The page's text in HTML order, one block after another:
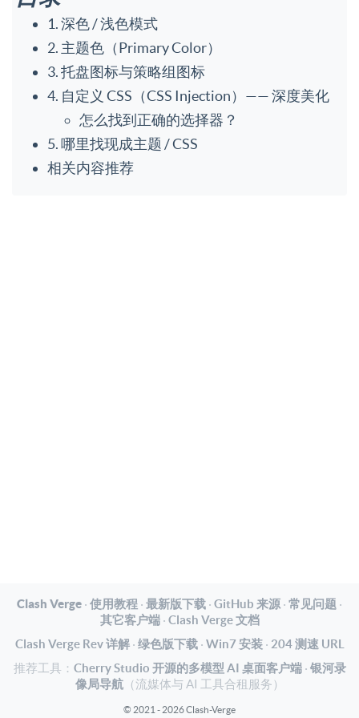
1. 深色 / 浅色模式
2. 主题色（Primary Color）
3. 托盘图标与策略组图标
4. 自定义 CSS（CSS Injection）—— 深度美化
怎么找到正确的选择器？
5. 哪里找现成主题 / CSS
相关内容推荐
Clash Verge · 使用教程 · 最新版下载 · GitHub 来源· 常见问题 ·
其它客户端· Clash Verge 文档
Clash Verge Rev 详解· 绿色版下载· Win7 安装· 204 测速 URL
推荐工具： Cherry Studio 开源的多模型 AI 桌面客户端· 银河录
像局导航（流媒体与 AI 工具合租服务）
© 2021 - 2026 Clash-Verge